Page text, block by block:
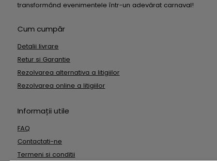
transformând evenimentele într-un adevărat carnaval!
Cum cumpăr
Detalii livrare
Retur si Garantie
Rezolvarea alternativa a litigiilor
Rezolvarea online a litigiilor
Informații utile
FAQ
Contactati-ne
Termeni si conditii